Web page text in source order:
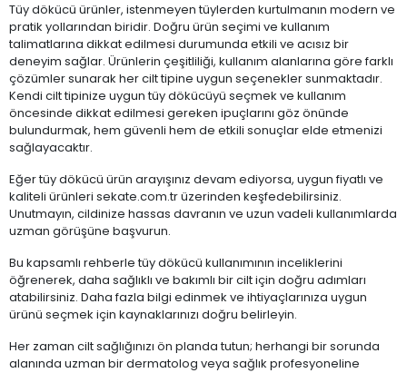
Tüy dökücü ürünler, istenmeyen tüylerden kurtulmanın modern ve
pratik yollarından biridir. Doğru ürün seçimi ve kullanım
talimatlarına dikkat edilmesi durumunda etkili ve acısız bir
deneyim sağlar. Ürünlerin çeşitliliği, kullanım alanlarına göre farklı
çözümler sunarak her cilt tipine uygun seçenekler sunmaktadır.
Kendi cilt tipinize uygun tüy dökücüyü seçmek ve kullanım
öncesinde dikkat edilmesi gereken ipuçlarını göz önünde
bulundurmak, hem güvenli hem de etkili sonuçlar elde etmenizi
sağlayacaktır.
Eğer tüy dökücü ürün arayışınız devam ediyorsa, uygun fiyatlı ve
kaliteli ürünleri sekate.com.tr üzerinden keşfedebilirsiniz.
Unutmayın, cildinize hassas davranın ve uzun vadeli kullanımlarda
uzman görüşüne başvurun.
Bu kapsamlı rehberle tüy dökücü kullanımının inceliklerini
öğrenerek, daha sağlıklı ve bakımlı bir cilt için doğru adımları
atabilirsiniz. Daha fazla bilgi edinmek ve ihtiyaçlarınıza uygun
ürünü seçmek için kaynaklarınızı doğru belirleyin.
Her zaman cilt sağlığınızı ön planda tutun; herhangi bir sorunda
alanında uzman bir dermatolog veya sağlık profesyoneline